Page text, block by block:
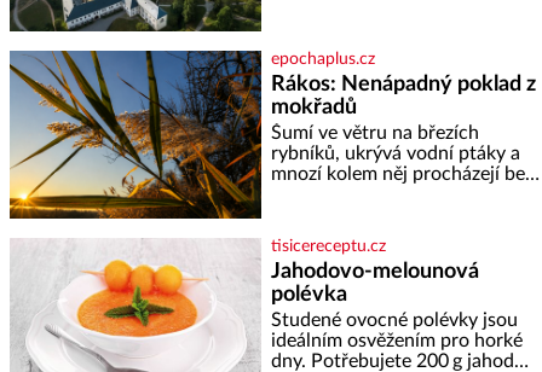
jediného dne můžete
nahlédnout do útrob jedné z
nejvýznamnějších vodních
elektráren v Evropě, vydat se na
horské hřebeny, projet se na
koloběžce a den zakončit
poznáváním památek ve
epochaplus.cz
Rákos: Nenápadný poklad z
mokřadů
Šumí ve větru na březích
rybníků, ukrývá vodní ptáky a
mnozí kolem něj procházejí bez
lodě, zapisovat první texty a
inspiroval řadu pověstí. Tato
skromná, ale užitečná rostlina
provází člověka už tisíce let.
Většina lidí vnímá rákos jen jako
obyčejnou kulisu letního
koupání. Stačí se však podívat
tisicereceptu.cz
Jahodovo-melounová
polévka
Studené ovocné polévky jsou
ideálním osvěžením pro horké
dny. Potřebujete 200 g jahod